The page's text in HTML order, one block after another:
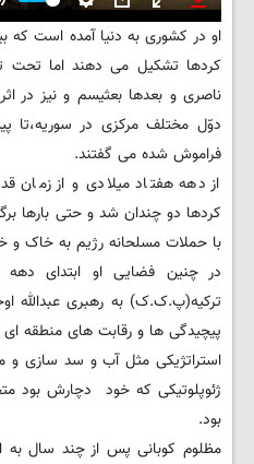
Settings
PIP Enter
fullscreen
او در کشوری به دنیا آمده است
کردها تشکیل می دهند اما تحت
ناصری و بعدها بعثیسم و نیز در
دوّل مختلف مرکزی در سوریه،تا
فراموش شده می گفتند.
از دهه هفتاد میلادی و از زمان
کردها دو چندان شد و حتی بارها
با حملات مسلحانه رژیم به خاک
در چنین فضایی او ابتدای دهه
ترکیه(پ.ک.ک) به رهبری عبدالله
پیچیدگی ها و رقابت های منطقه
استراتژیکی مثل آب و سد سازی و
ژئوپلوتیکی که خود دچارش
بود.
مظلوم کوبانی پس از چند سال به